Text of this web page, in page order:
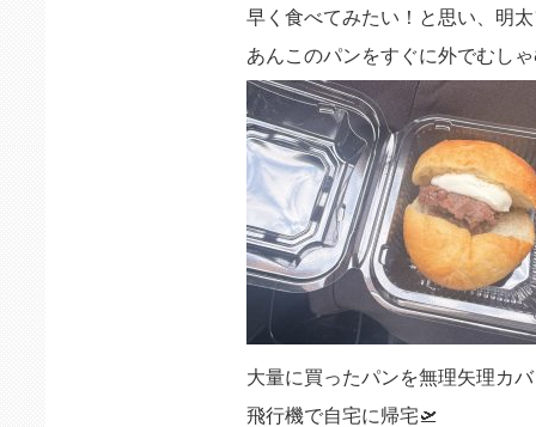
早く食べてみたい！と思い、明
あんこのパンをすぐに外でむし
大量に買ったパンを無理矢理カ
飛行機で自宅に帰宅🛫